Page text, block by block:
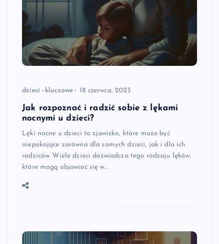
dzieci kluczowe 18 czerwca, 2023
Jak rozpoznać i radzić sobie z lękami
nocnymi u dzieci?
Lęki nocne u dzieci to zjawisko, które może być
niepokojące zarówno dla samych dzieci, jak i dla ich
rodziców. Wiele dzieci doświadcza tego rodzaju lęków,
które mogą objawiać się w…